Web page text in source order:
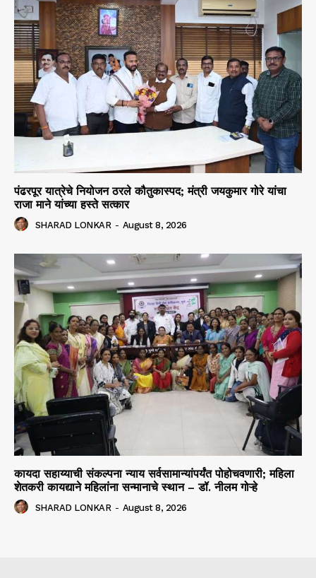
पंढरपूर यात्रेचे नियोजन ठरले कौतुकास्पद; मंत्री जयकुमार गोरे यांचा
राजा माने यांच्या हस्ते सत्कार
SHARAD LONKAR - August 8, 2026
कायदा सहाय्याची संकल्पना न्याय सर्वसामान्यांपर्यंत पोहोचवणारी; महिला
शेतकरी कायद्याने महिलांना सन्मानाचे स्थान – डॉ. नीलम गोऱ्हे
SHARAD LONKAR - August 8, 2026